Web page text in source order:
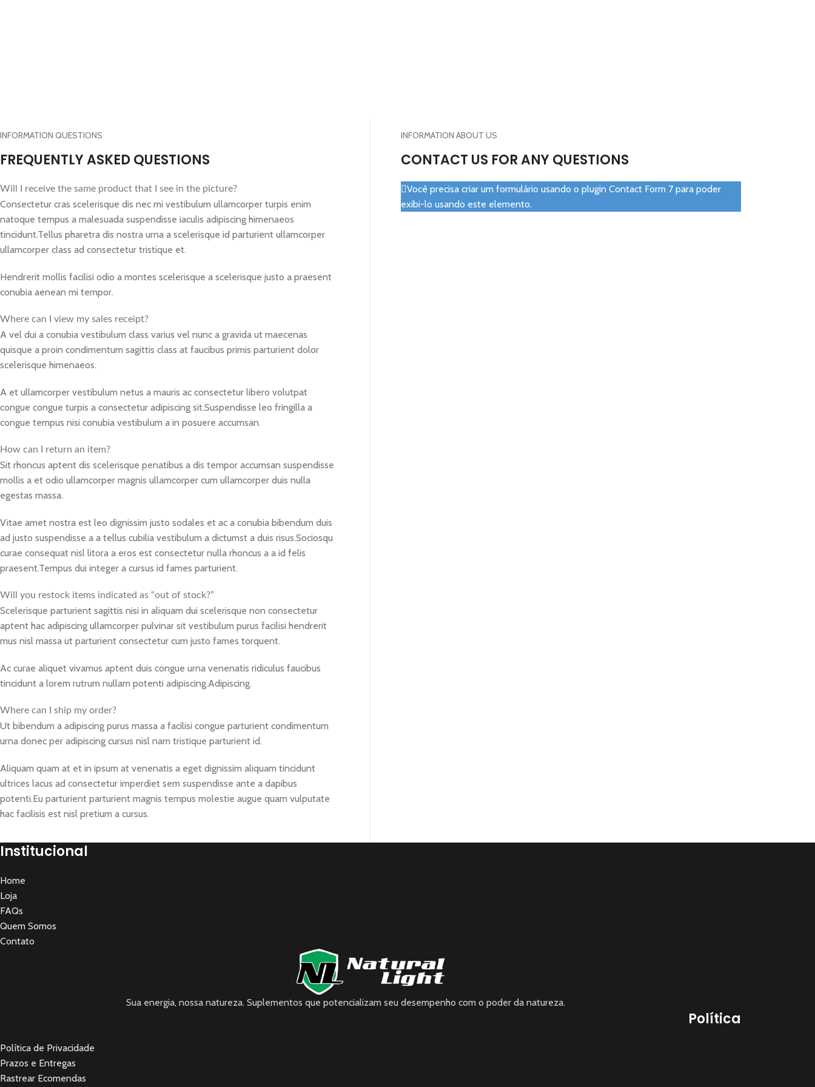
INFORMATION QUESTIONS
FREQUENTLY ASKED QUESTIONS
Will I receive the same product that I see in the picture?
Consectetur cras scelerisque dis nec mi vestibulum ullamcorper turpis enim
natoque tempus a malesuada suspendisse iaculis adipiscing himenaeos
tincidunt.Tellus pharetra dis nostra urna a scelerisque id parturient ullamcorper
ullamcorper class ad consectetur tristique et.
Hendrerit mollis facilisi odio a montes scelerisque a scelerisque justo a praesent
conubia aenean mi tempor.
Where can I view my sales receipt?
A vel dui a conubia vestibulum class varius vel nunc a gravida ut maecenas
quisque a proin condimentum sagittis class at faucibus primis parturient dolor
scelerisque himenaeos.
A et ullamcorper vestibulum netus a mauris ac consectetur libero volutpat
congue congue turpis a consectetur adipiscing sit.Suspendisse leo fringilla a
congue tempus nisi conubia vestibulum a in posuere accumsan.
How can I return an item?
Sit rhoncus aptent dis scelerisque penatibus a dis tempor accumsan suspendisse
mollis a et odio ullamcorper magnis ullamcorper cum ullamcorper duis nulla
egestas massa.
Vitae amet nostra est leo dignissim justo sodales et ac a conubia bibendum duis
ad justo suspendisse a a tellus cubilia vestibulum a dictumst a duis risus.Sociosqu
curae consequat nisl litora a eros est consectetur nulla rhoncus a a id felis
praesent.Tempus dui integer a cursus id fames parturient.
Will you restock items indicated as “out of stock?”
Scelerisque parturient sagittis nisi in aliquam dui scelerisque non consectetur
aptent hac adipiscing ullamcorper pulvinar sit vestibulum purus facilisi hendrerit
mus nisl massa ut parturient consectetur cum justo fames torquent.
Ac curae aliquet vivamus aptent duis congue urna venenatis ridiculus faucibus
tincidunt a lorem rutrum nullam potenti adipiscing.Adipiscing.
Where can I ship my order?
Ut bibendum a adipiscing purus massa a facilisi congue parturient condimentum
urna donec per adipiscing cursus nisl nam tristique parturient id.
Aliquam quam at et in ipsum at venenatis a eget dignissim aliquam tincidunt
ultrices lacus ad consectetur imperdiet sem suspendisse ante a dapibus
potenti.Eu parturient parturient magnis tempus molestie augue quam vulputate
hac facilisis est nisl pretium a cursus.
INFORMATION ABOUT US
CONTACT US FOR ANY QUESTIONS
Você precisa criar um formulário usando o plugin Contact Form 7 para poder
exibi-lo usando este elemento.
Institucional
Home
Loja
FAQs
Quem Somos
Contato
Sua energia, nossa natureza. Suplementos que potencializam seu desempenho com o poder da natureza.
Política
Política de Privacidade
Prazos e Entregas
Rastrear Ecomendas